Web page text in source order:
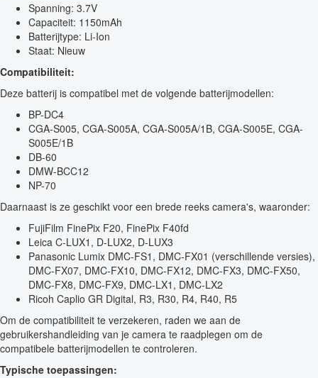
Spanning: 3.7V
Capaciteit: 1150mAh
Batterijtype: Li-Ion
Staat: Nieuw
Compatibiliteit:
Deze batterij is compatibel met de volgende batterijmodellen:
BP-DC4
CGA-S005, CGA-S005A, CGA-S005A/1B, CGA-S005E, CGA-
S005E/1B
DB-60
DMW-BCC12
NP-70
Daarnaast is ze geschikt voor een brede reeks camera's, waaronder:
FujiFilm FinePix F20, FinePix F40fd
Leica C-LUX1, D-LUX2, D-LUX3
Panasonic Lumix DMC-FS1, DMC-FX01 (verschillende versies),
DMC-FX07, DMC-FX10, DMC-FX12, DMC-FX3, DMC-FX50,
DMC-FX8, DMC-FX9, DMC-LX1, DMC-LX2
Ricoh Caplio GR Digital, R3, R30, R4, R40, R5
Om de compatibiliteit te verzekeren, raden we aan de
gebruikershandleiding van je camera te raadplegen om de
compatibele batterijmodellen te controleren.
Typische toepassingen: